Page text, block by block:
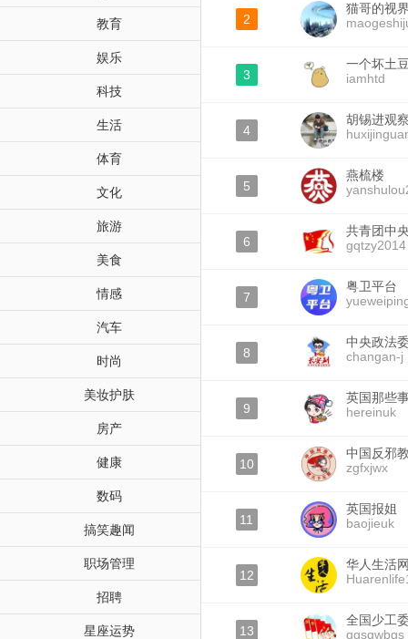
教育
娱乐
科技
生活
体育
文化
旅游
美食
情感
汽车
时尚
美妆护肤
房产
健康
数码
搞笑趣闻
职场管理
招聘
星座运势
2
猫哥的视
3
一个坏土
iamhtd
4
胡锡进观
5
燕梳楼
6
共青团中
gqtzy2014
7
粤卫平台
8
中央政法
changan-j
9
英国那些
hereinuk
10
中国反邪
zgfxjwx
11
英国报姐
baojieuk
12
华人生活
13
全国少工
qgsgwbgs